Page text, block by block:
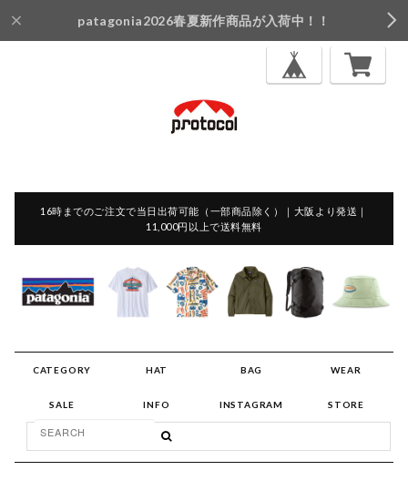
patagonia2026春夏新作商品が入荷中！！
16時までのご注文で当日出荷可能（一部商品除く）｜大阪より発送｜
11,000円以上で送料無料
CATEGORY HAT BAG WEAR
SALE INFO INSTAGRAM STORE